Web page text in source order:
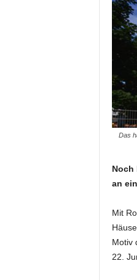
Das
Noch
an
Mit
Motiv
22.